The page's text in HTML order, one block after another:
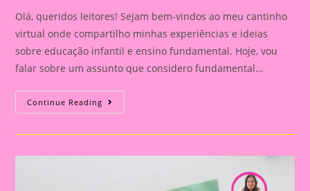
Olá, queridos leitores! Sejam bem-vindos ao meu cantinho
virtual onde compartilho minhas experiências e ideias
sobre educação infantil e ensino fundamental. Hoje, vou
falar sobre um assunto que considero fundamental…
Continue Reading Explorando
A
Nossos